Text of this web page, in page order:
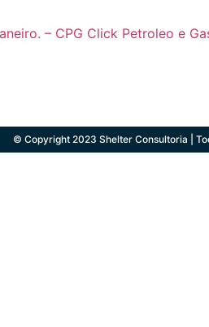
– CPG Click Petroleo e
© Copyright 2023 Shelter Consultoria |